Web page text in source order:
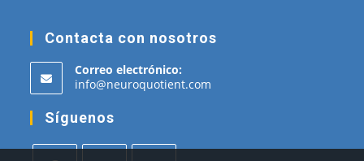
Contacta con nosotros
Correo electrónico:
info@neuroquotient.com
Síguenos